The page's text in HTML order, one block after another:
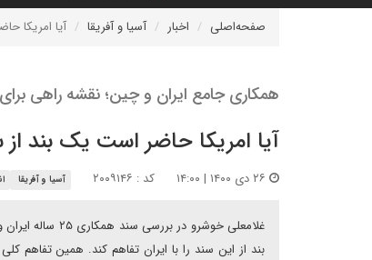
صفحه‌اصلی اخبار آسیا و آفریقا آیا امریکا حاضر است یک بند
همکاری جامع ایران و چین؛ نقشه راهی
آیا امریکا حاضر است یک بند از سند ۲۵ ساله ایران و چین را با تهران
کد : ۲۰۰۹۱۴۶ آسیا و آفریقا
غلامعلی
بند از این سند را با ایران تفاهم کند. همین تفاهم